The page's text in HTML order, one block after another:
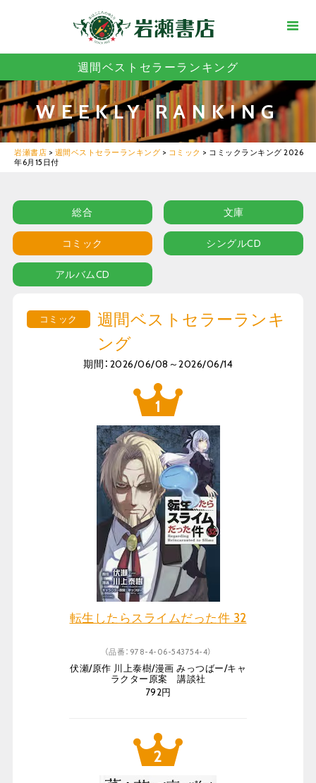
週間ベストセラーランキング
WEEKLY RANKING
岩瀬書店 > 週間ベストセラーランキング > コミック > コミックランキング 2026
年6月15日付
総合 文庫
コミック シングルCD
アルバムCD
コミック
週間ベストセラーランキ
ング
期間：2026/06/08～2026/06/14
転生したらスライムだった件 32
（品番：978-4-06-543754-4）
伏瀬/原作 川上泰樹/漫画 みっつばー/キャ
ラクター原案 講談社
792円